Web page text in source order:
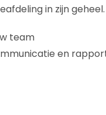
in zijn geheel.
team
en